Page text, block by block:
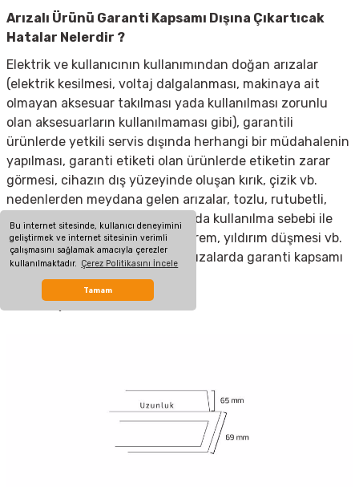
Bu internet sitesinde, kullanıcı deneyimini
geliştirmek ve internet sitesinin verimli
çalışmasını sağlamak amacıyla çerezler
kullanılmaktadır. Çerez Politikasını İncele
Tamam
Arızalı Ürünü Garanti Kapsamı Dışına Çıkartıcak
Hatalar Nelerdir ?
Elektrik ve kullanıcının kullanımından doğan arızalar
(elektrik kesilmesi, voltaj dalgalanması, makinaya ait
olmayan aksesuar takılması yada kullanılması zorunlu
olan aksesuarların kullanılmaması gibi), garantili
ürünlerde yetkili servis dışında herhangi bir müdahalenin
yapılması, garanti etiketi olan ürünlerde etiketin zarar
görmesi, cihazın dış yüzeyinde oluşan kırık, çizik vb.
nedenlerden meydana gelen arızalar, tozlu, rutubetli,
aşırı sıcak ya da soğuk ortamlarda kullanılma sebebi ile
oluşan arızalar, sel, yangın, deprem, yıldırım düşmesi vb.
doğal afetlerin sebep olduğu arızalarda garanti kapsamı
dışındadır.
Ürün Ölçüleri